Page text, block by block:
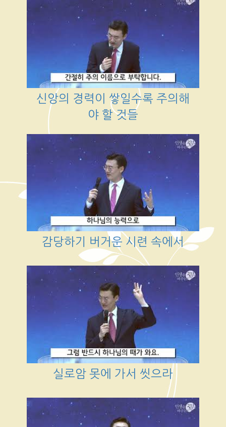
신앙의 경력이 쌓일수록 주의해
야 할 것들
감당하기 버거운 시련 속에서
실로암 못에 가서 씻으라